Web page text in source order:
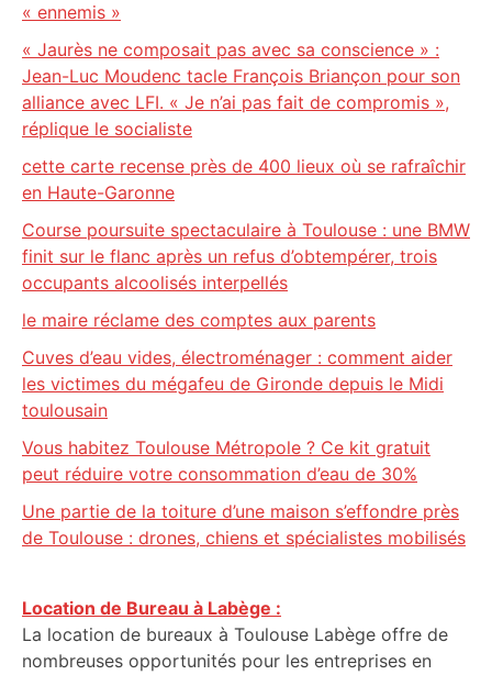
« ennemis »
« Jaurès ne composait pas avec sa conscience » :
Jean-Luc Moudenc tacle François Briançon pour son
alliance avec LFI. « Je n’ai pas fait de compromis »,
réplique le socialiste
cette carte recense près de 400 lieux où se rafraîchir
en Haute-Garonne
Course poursuite spectaculaire à Toulouse : une BMW
finit sur le flanc après un refus d’obtempérer, trois
occupants alcoolisés interpellés
le maire réclame des comptes aux parents
Cuves d’eau vides, électroménager : comment aider
les victimes du mégafeu de Gironde depuis le Midi
toulousain
Vous habitez Toulouse Métropole ? Ce kit gratuit
peut réduire votre consommation d’eau de 30%
Une partie de la toiture d’une maison s’effondre près
de Toulouse : drones, chiens et spécialistes mobilisés
Location de Bureau à Labège :
La location de bureaux à Toulouse Labège offre de
nombreuses opportunités pour les entreprises en